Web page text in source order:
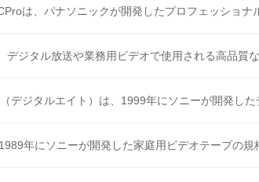
は、パナソニックが開発したプロフェッショナ
デジタル放送や業務用ビデオで使用される高品質
デジタルエイト）は、1999年にソニーが開発した
年にソニーが開発した家庭用ビデオテープの規